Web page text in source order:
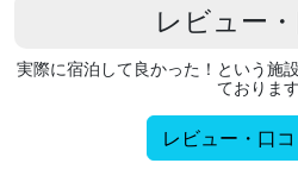
レビュー
実際に宿泊して良かった！という施
ております
レビュー・口